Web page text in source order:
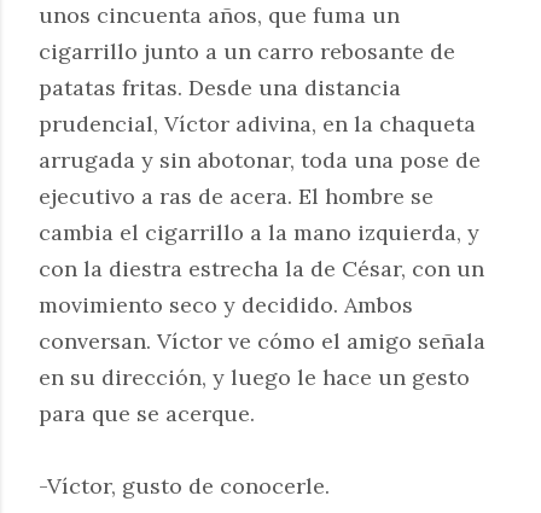
unos cincuenta años, que fuma un
cigarrillo junto a un carro rebosante de
patatas fritas. Desde una distancia
prudencial, Víctor adivina, en la chaqueta
arrugada y sin abotonar, toda una pose de
ejecutivo a ras de acera. El hombre se
cambia el cigarrillo a la mano izquierda, y
con la diestra estrecha la de César, con un
movimiento seco y decidido. Ambos
conversan. Víctor ve cómo el amigo señala
en su dirección, y luego le hace un gesto
para que se acerque.
-Víctor, gusto de conocerle.